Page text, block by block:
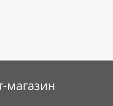
магазин